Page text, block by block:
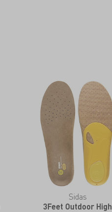
Sidas
3Feet Outdoor High